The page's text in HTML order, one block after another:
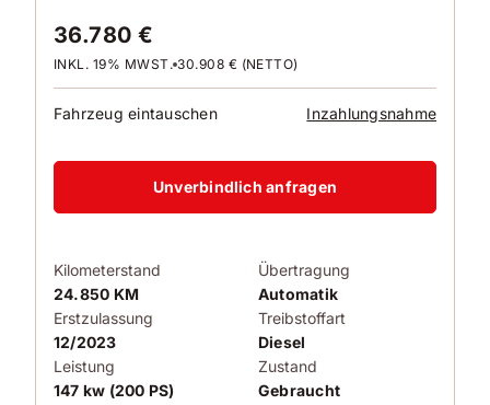
36.780 €
INKL. 19% MWST. 30.908 € (NETTO)
Fahrzeug eintauschen Inzahlungsnahme
Unverbindlich anfragen
Kilometerstand
24.850 KM
Erstzulassung
12/2023
Leistung
147 kw (200 PS)
Übertragung
Automatik
Treibstoffart
Diesel
Zustand
Gebraucht